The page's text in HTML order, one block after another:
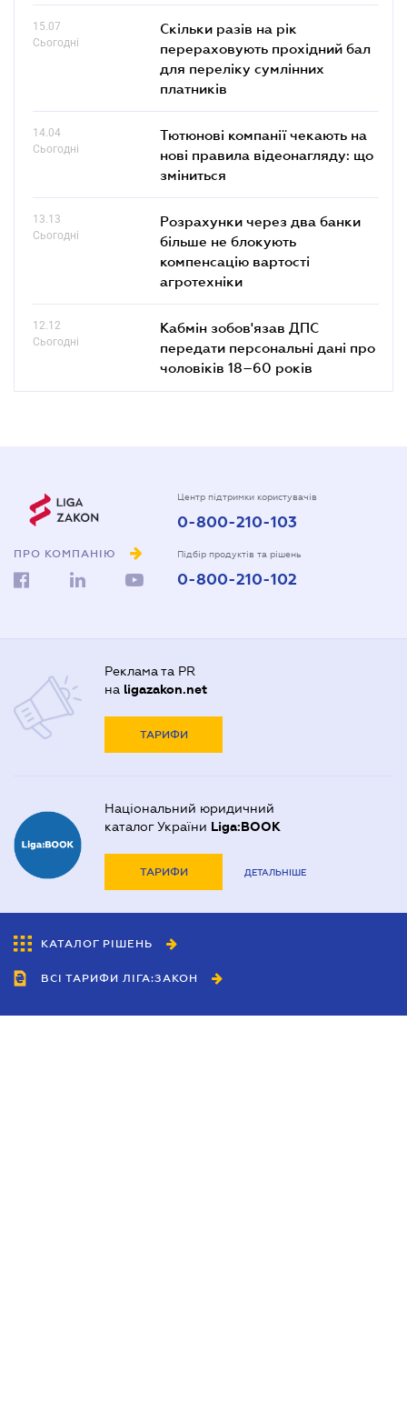
15.07
Сьогодні
Скільки разів на рік
перераховують прохідний бал
для переліку сумлінних
платників
14.04
Сьогодні
Тютюнові компанії чекають на
нові правила відеонагляду: що
зміниться
13.13
Сьогодні
Розрахунки через два банки
більше не блокують
компенсацію вартості
агротехніки
12.12
Сьогодні
Кабмін зобов'язав ДПС
передати персональні дані про
чоловіків 18–60 років
ПРО КОМПАНІЮ
Центр підтримки користувачів
0-800-210-103
Підбір продуктів та рішень
0-800-210-102
Реклама та PR
на ligazakon.net
ТАРИФИ
Національний юридичний
каталог України Liga:BOOK
ТАРИФИ ДЕТАЛЬНІШЕ
КАТАЛОГ РІШЕНЬ
ВСІ ТАРИФИ ЛІГА:ЗАКОН